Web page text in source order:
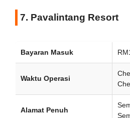
7. Pavalintang Resort
Bayaran Masuk
Waktu Operasi
Alamat Penuh